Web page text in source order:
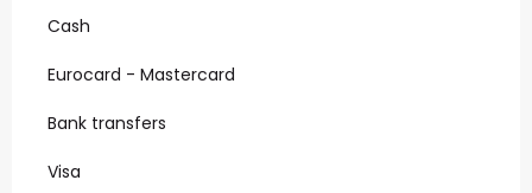
Cash
Eurocard - Mastercard
Bank transfers
Visa